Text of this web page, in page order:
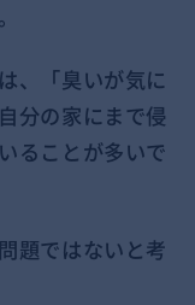
、「臭いが気に
分の家にまで侵
ることが多いで
題ではないと考